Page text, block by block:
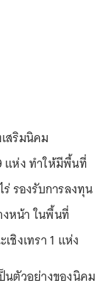
สริมนิคม
แห่ง ทำให้มีพื้นที่
รองรับการลงทุน
งหน้า ในพื้นที่
ชิงเทรา 1 แห่ง
นตัวอย่างของนิคม